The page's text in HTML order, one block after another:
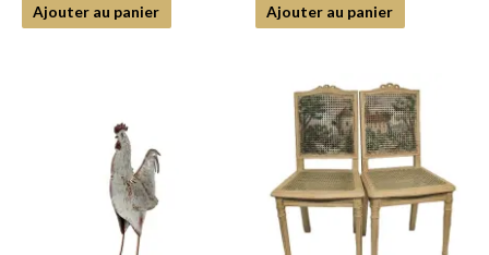
Ajouter au panier Ajouter au panier